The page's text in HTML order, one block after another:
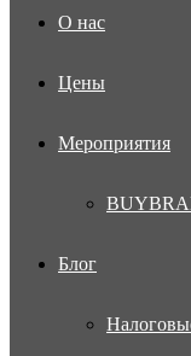
О нас
Цены
Мероприятия
Блог